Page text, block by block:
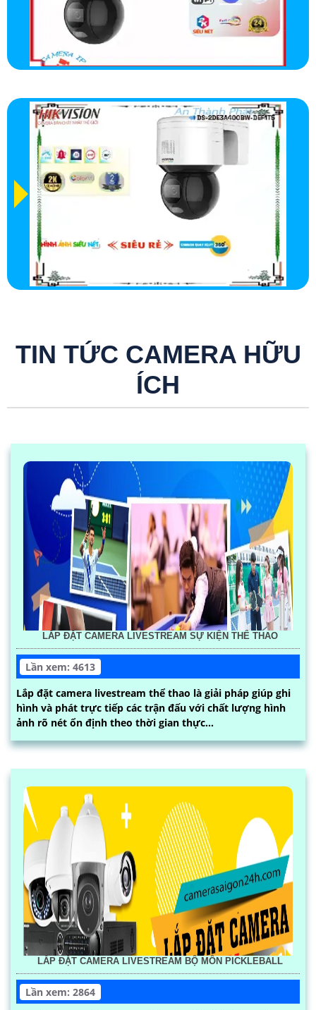
TIN TỨC CAMERA HỮU
ÍCH
LẮP ĐẶT CAMERA LIVESTREAM SỰ KIỆN THỂ THAO
Lần xem: 4613
Lắp đặt camera livestream thể thao là giải pháp giúp ghi
hình và phát trực tiếp các trận đấu với chất lượng hình
ảnh rõ nét ổn định theo thời gian thực...
LẮP ĐẶT CAMERA LIVESTREAM BỘ MÔN PICKLEBALL
Lần xem: 2864